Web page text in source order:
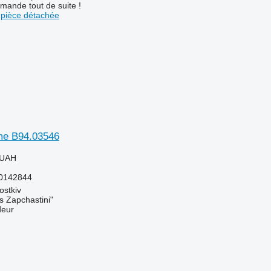
tout de suite !
détachée
B94.03546
Zapchastini"